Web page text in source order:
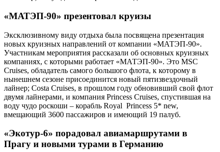
«МАТЭП-90» презентовал круизы
Эксклюзивному виду отдыха была посвящена презентация
новых круизных направлений от компании «МАТЭП-90».
Участникам мероприятия рассказали об основных круизных
компаниях, с которыми работает «МАТЭП-90». Это MSC
Cruises, обладатель самого большого флота, к которому в
нынешнем сезоне присоединится новый пятизвездочный
лайнер; Costa Cruises, в прошлом году обновивший свой флот
двумя лайнерами, и компания Princess Cruises, спустившая на
воду чудо роскоши – корабль Royal Princess 5* new,
вмещающий 3600 пассажиров и имеющий 19 палуб.
«Экотур-6» порадовал авиамаршрутами в
Прагу и новыми турами в Германию